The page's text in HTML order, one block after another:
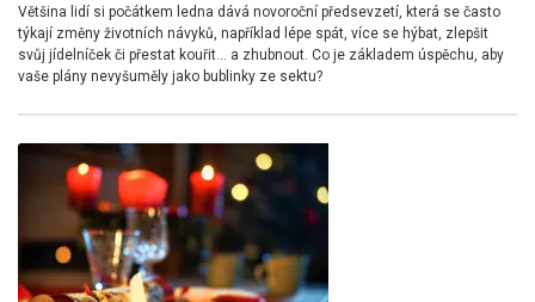
Většina lidí si počátkem ledna dává novoroční předsevzetí, která se často
týkají změny životních návyků, například lépe spát, více se hýbat, zlepšit
svůj jídelníček či přestat kouřit… a zhubnout. Co je základem úspěchu, aby
vaše plány nevyšuměly jako bublinky ze sektu?